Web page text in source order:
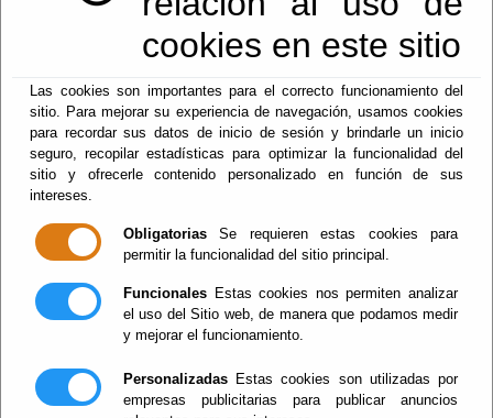
cookies en este sitio
Las cookies son importantes para el correcto funcionamiento del
sitio. Para mejorar su experiencia de navegación, usamos cookies
para recordar sus datos de inicio de sesión y brindarle un inicio
seguro, recopilar estadísticas para optimizar la funcionalidad del
sitio y ofrecerle contenido personalizado en función de sus
intereses.
Obligatorias Se requieren estas cookies para
permitir la funcionalidad del sitio principal.
Funcionales Estas cookies nos permiten analizar
el uso del Sitio web, de manera que podamos medir
y mejorar el funcionamiento.
Personalizadas Estas cookies son utilizadas por
empresas publicitarias para publicar anuncios
Menú Diputación
ESTUDIOS
CEF Centro de Estudios Financieros
Master of Business Administration (M.B.A.)
2014- - 2015
Universidad de Almería
Experto en Dirección y Gestión de Empresas, Ciencias
Económicas